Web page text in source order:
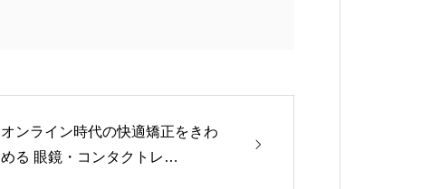
オンライン時代の快適矯正をきわ
める 眼鏡・コンタクトレ…